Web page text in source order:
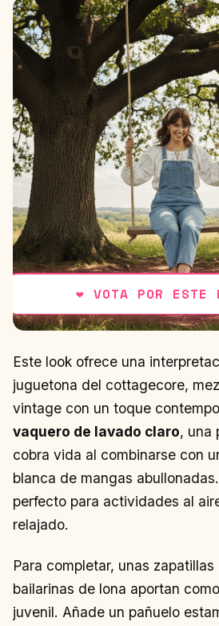
MODA
MODA
BIQUÍNI
2017
LENDO
❤ VOTA POR ESTE
Este look ofrece una
juguetona del cottagecore,
vintage con un toque
vaquero de lavado claro, una
cobra vida al combinarse con
blanca de mangas
perfecto para actividades al
relajado.
Para completar, unas
bailarinas de lona aportan
juvenil. Añade un pañuelo